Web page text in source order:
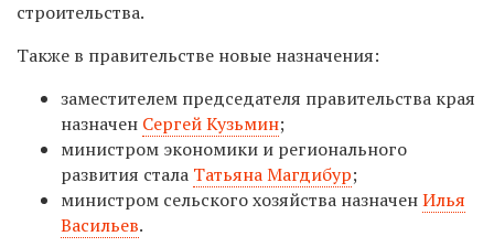
строительства.
Также в правительстве новые назначения:
заместителем председателя правительства края
назначен Сергей Кузьмин;
министром экономики и регионального
развития стала Татьяна Магдибур;
министром сельского хозяйства назначенИлья
Васильев.